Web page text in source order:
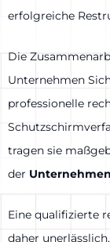
erfolgreiche
Die
Unternehmen
professionelle
tragen sie
der
Eine qualifizierte
daher